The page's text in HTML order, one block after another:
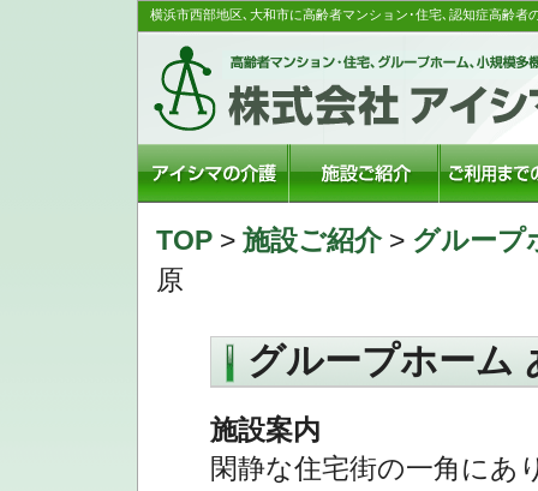
横浜市西部地区､大和市に高齢者マンション･住宅､認知症高齢
TOP > 施設ご紹介> グループ
原
グループホーム
施設案内
閑静な住宅街の一角にあ